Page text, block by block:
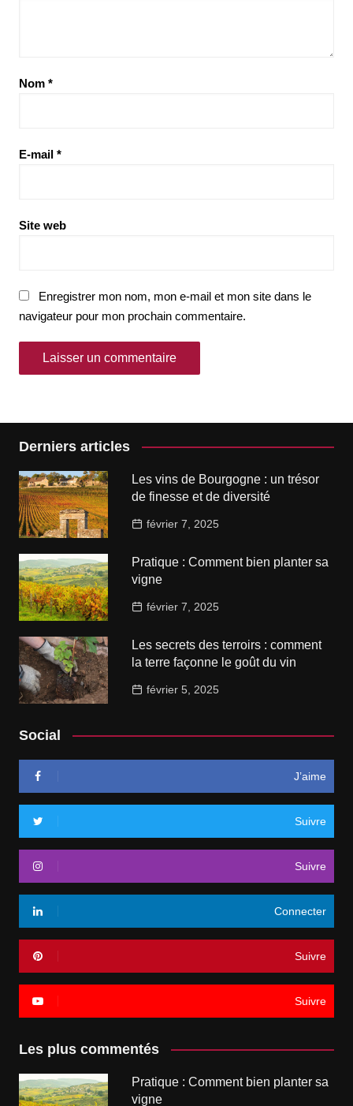
Nom *
E-mail *
Site web
Enregistrer mon nom, mon e-mail et mon site dans le
navigateur pour mon prochain commentaire.
Derniers articles
Les vins de Bourgogne : un trésor
de finesse et de diversité
février 7, 2025
Pratique : Comment bien planter sa
vigne
février 7, 2025
Les secrets des terroirs : comment
la terre façonne le goût du vin
février 5, 2025
Social
J’aime
Suivre
Suivre
Connecter
Suivre
Suivre
Les plus commentés
Pratique : Comment bien planter sa
vigne